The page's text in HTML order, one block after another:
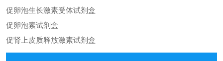
促卵泡生长激素受体试剂盒
促卵泡素试剂盒
促肾上皮质释放激素试剂盒